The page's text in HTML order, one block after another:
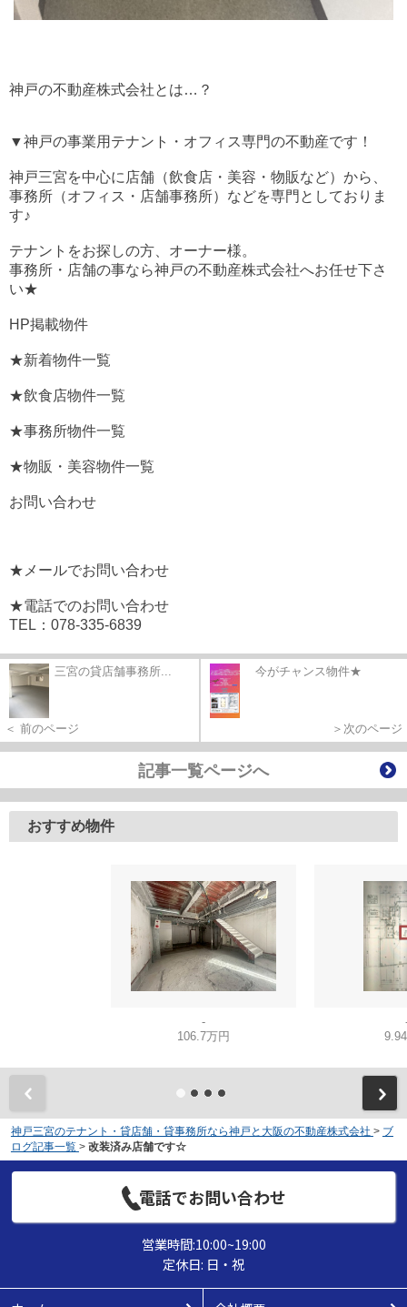
神戸の不動産株式会社とは…？
▼神戸の事業用テナント・オフィス専門の不動産です！
神戸三宮を中心に店舗（飲食店・美容・物販など）から、
事務所（オフィス・店舗事務所）などを専門としておりま
す♪
テナントをお探しの方、オーナー様。
事務所・店舗の事なら神戸の不動産株式会社へお任せ下さ
い★
HP掲載物件
★新着物件一覧
★飲食店物件一覧
★事務所物件一覧
★物販・美容物件一覧
お問い合わせ
★メールでお問い合わせ
★電話でのお問い合わせ
TEL：078-335-6839
三宮の貸店舗事務所...
＜ 前のページ
今がチャンス物件★
＞次のページ
記事一覧ページへ
おすすめ物件
-
106.7万円
神戸三宮のテナント・貸店舗・貸事務所なら神戸と大阪の不動産株式会社 > ブ
ログ記事一覧 > 改装済み店舗です☆
電話でお問い合わせ
営業時間:10:00~19:00
定休日: 日・祝